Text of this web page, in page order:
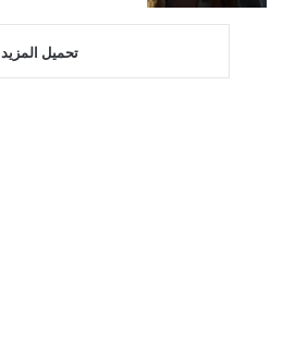
تحميل المزيد